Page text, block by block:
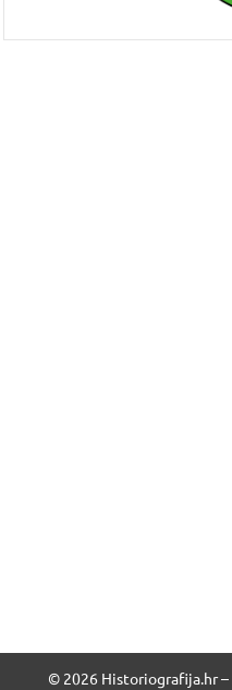
© 2026 Historiografija.hr –